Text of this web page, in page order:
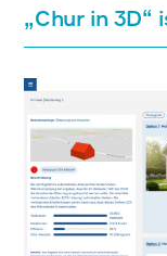
„Chur in 3D“